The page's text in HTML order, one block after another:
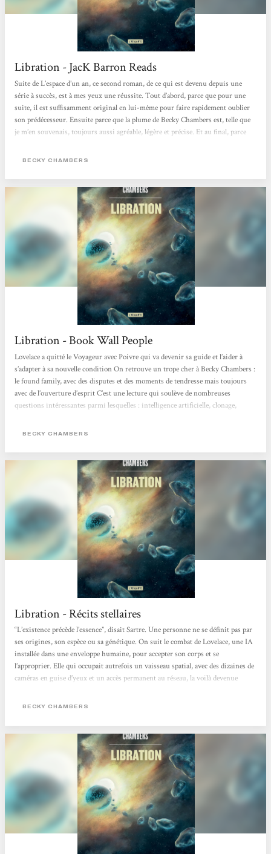
Libration - JacK Barron Reads
Suite de L’espace d’un an, ce second roman, de ce qui est devenu depuis une
série à succès, est à mes yeux une réussite. Tout d’abord, parce que pour une
suite, il est suffisamment original en lui-même pour faire rapidement oublier
son prédécesseur. Ensuite parce que la plume de Becky Chambers est, telle que
je m’en souvenais, toujours aussi agréable, légère et précise. Et au final, parce
intéressante et émouvante. Un ouvrage qui confirme donc l’étiquette
BECKY CHAMBERS
Libration - Book Wall People
Lovelace a quitté le Voyageur avec Poivre qui va devenir sa guide et l’aider à
s’adapter à sa nouvelle condition On retrouve un trope cher à Becky Chambers :
le found family, avec des disputes et des moments de tendresse mais toujours
avec de l’ouverture d’esprit C’est une lecture qui soulève de nombreuses
questions intéressantes parmi lesquelles : intelligence artificielle, clonage,
permet de se répondre avec des opinions différentes sans écraser l’autre aspect
BECKY CHAMBERS
Libration - Récits stellaires
“L’existence précède l’essence”, disait Sartre. Une personne ne se définit pas par
ses origines, son espèce ou sa génétique. On suit le combat de Lovelace, une IA
installée dans une enveloppe humaine, pour accepter son corps et se
l’approprier. Elle qui occupait autrefois un vaisseau spatial, avec des dizaines de
caméras en guise d’yeux et un accès permanent au réseau, la voilà devenue
ce corps comme étant le sien : pour elle, il s’agit “du kit”. Un élément...
BECKY CHAMBERS